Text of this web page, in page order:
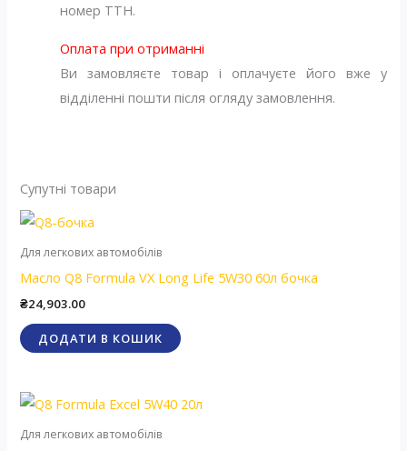
номер ТТН.
Оплата при отриманні
Ви замовляєте товар і оплачуєте його вже у
відділенні пошти після огляду замовлення.
Супутні товари
Для легкових автомобілів
Масло Q8 Formula VX Long Life 5W30 60л бочка
₴24,903.00
ДОДАТИ В КОШИК
Для легкових автомобілів